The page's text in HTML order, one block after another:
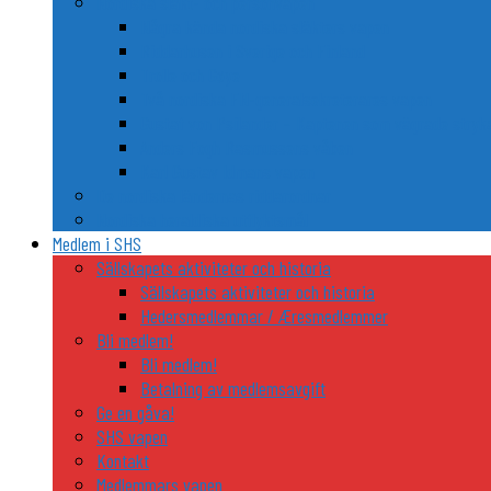
Medlem i SHS
Sällskapets aktiviteter och historia
Sällskapets aktiviteter och historia
Hedersmedlemmar / Æresmedlemmer
Bli medlem!
Bli medlem!
Betalning av medlemsavgift
Ge en gåva!
SHS vapen
Kontakt
Medlemmars vapen